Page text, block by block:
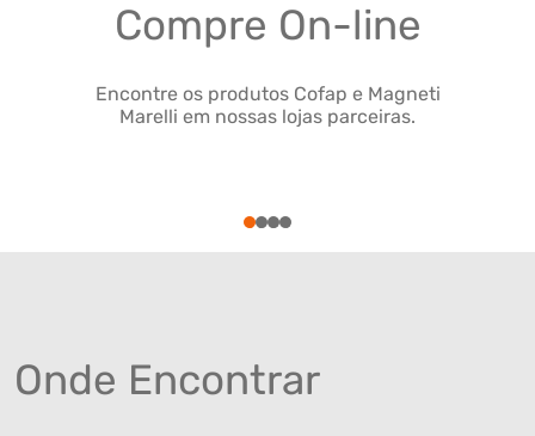
Compre On-line
Encontre os produtos Cofap e Magneti
Marelli em nossas lojas parceiras.
1234
Onde Encontrar